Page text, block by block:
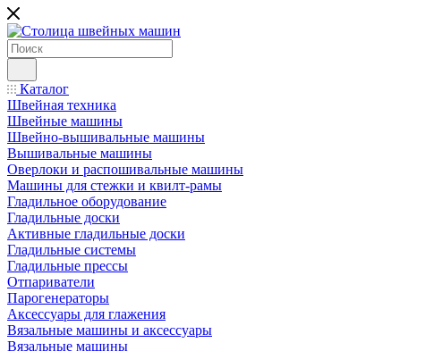
Каталог
Швейная техника
Швейные машины
Швейно-вышивальные машины
Вышивальные машины
Оверлоки и распошивальные машины
Машины для стежки и квилт-рамы
Гладильное оборудование
Гладильные доски
Активные гладильные доски
Гладильные системы
Гладильные прессы
Отпариватели
Парогенераторы
Аксессуары для глажения
Вязальные машины и аксессуары
Вязальные машины